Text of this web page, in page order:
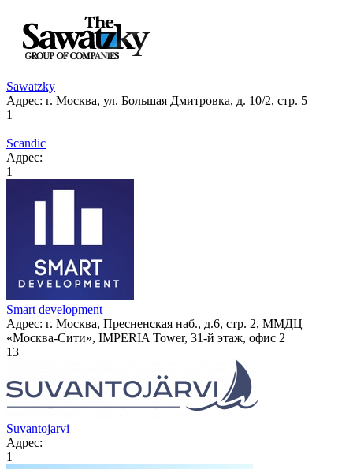
Sawatzky
Адрес: г. Москва, ул. Большая Дмитровка, д. 10/2, стр. 5
1
Scandic
Адрес:
1
Smart development
Адрес: г. Москва, Пресненская наб., д.6, стр. 2, ММДЦ
«Москва-Сити», IMPERIA Tower, 31-й этаж, офис 2
13
Suvantojarvi
Адрес:
1